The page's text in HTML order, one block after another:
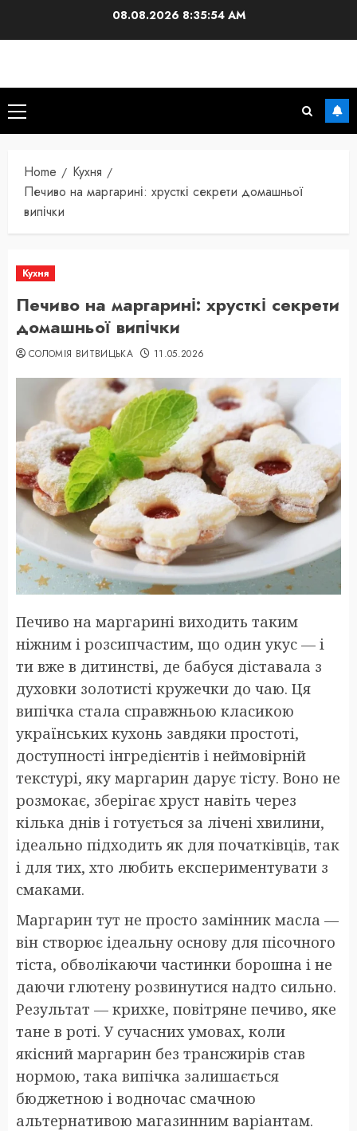
08.08.2026 8:35:55 AM
Primary
Menu
Home
Кухня
Печиво на маргарині: хрусткі секрети домашньої
випічки
Кухня
Печиво на маргарині: хрусткі секрети
домашньої випічки
СОЛОМІЯ ВИТВИЦЬКА 11.05.2026
Печиво на маргарині виходить таким
ніжним і розсипчастим, що один укус — і
ти вже в дитинстві, де бабуся діставала з
духовки золотисті кружечки до чаю. Ця
випічка стала справжньою класикою
українських кухонь завдяки простоті,
доступності інгредієнтів і неймовірній
текстурі, яку маргарин дарує тісту. Воно не
розмокає, зберігає хруст навіть через
кілька днів і готується за лічені хвилини,
ідеально підходить як для початківців, так
і для тих, хто любить експериментувати з
смаками.
Маргарин тут не просто замінник масла —
він створює ідеальну основу для пісочного
тіста, обволікаючи частинки борошна і не
даючи глютену розвинутися надто сильно.
Результат — крихке, повітряне печиво, яке
тане в роті. У сучасних умовах, коли
якісний маргарин без трансжирів став
нормою, така випічка залишається
бюджетною і водночас смачною
альтернативою магазинним варіантам.